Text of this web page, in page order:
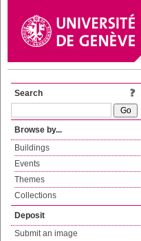
Search
Browse by...
Buildings
Events
Themes
Collections
Deposit
Submit an image